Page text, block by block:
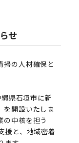
せ
の人材確保と
県石垣市に新
開設いたしま
中核を担う
援と、地域密着